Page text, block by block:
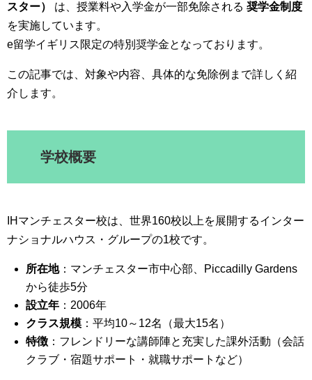
スター）
は、授業料や入学金が一部免除される 奨学金制度
を実施しています。
e留学イギリス限定の特別奨学金となっております。
この記事では、対象や内容、具体的な免除例まで詳しく紹
介します。
学校概要
IHマンチェスター校は、世界160校以上を展開するインター
ナショナルハウス・グループの1校です。
所在地：マンチェスター市中心部、Piccadilly Gardens
から徒歩5分
設立年 ：2006年
クラス規模 ：平均10～12名（最大15名）
特徴 ：フレンドリーな講師陣と充実した課外活動（会話
クラブ・宿題サポート・就職サポートなど）